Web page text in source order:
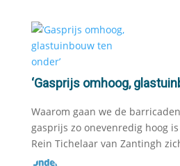
‘Gasprijs omhoog,
Waarom gaan we de
gasprijs zo onevenredig hoog
Rein Tichelaar van Zantingh